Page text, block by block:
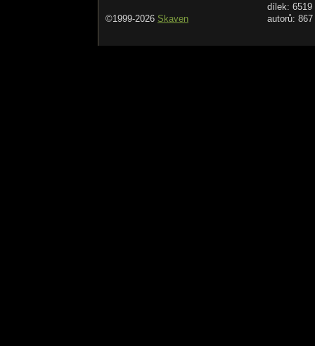
©1999-2026 Skaven
dílek: 6519
autorů: 867